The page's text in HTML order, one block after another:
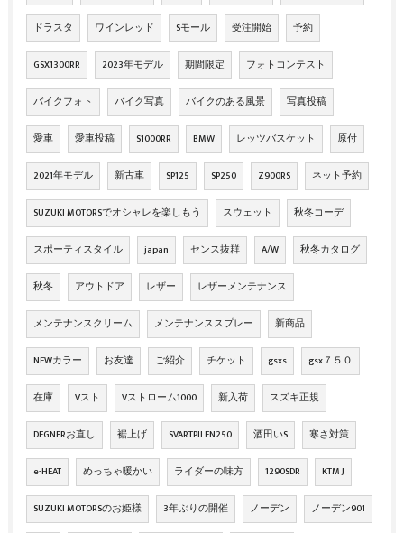
ドラスタ ワインレッド Sモール 受注開始 予約
GSX1300RR 2023年モデル 期間限定 フォトコンテスト
バイクフォト バイク写真 バイクのある風景 写真投稿
愛車 愛車投稿 S1000RR BMW レッツバスケット 原付
2021年モデル 新古車 SP125 SP250 Z900RS ネット予約
SUZUKI MOTORSでオシャレを楽しもう スウェット 秋冬コーデ
スポーティスタイル japan センス抜群 A/W 秋冬カタログ
秋冬 アウトドア レザー レザーメンテナンス
メンテナンスクリーム メンテナンススプレー 新商品
NEWカラー お友達 ご紹介 チケット gsxs gsx７５０
在庫 Vスト Vストローム1000 新入荷 スズキ正規
DEGNERお直し 裾上げ SVARTPILEN250 酒田いS 寒さ対策
e-HEAT めっちゃ暖かい ライダーの味方 1290SDR KTM J
SUZUKI MOTORSのお姫様 3年ぶりの開催 ノーデン ノーデン901